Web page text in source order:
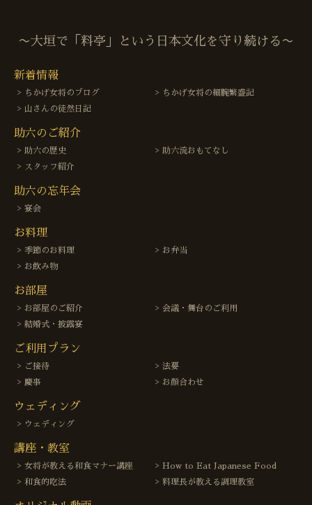
〜大垣で「料亭」という日本文化を守り続ける〜
新着情報
ちかげ女将のブログ
ちかげ女将の細腕繁盛記
山さんの徒然日記
助六のご紹介
助六の歴史
助六流おもてなし
スタッフ紹介
助六の忘年会
宴会
お料理
季節のお料理
お弁当
お飲み物
お部屋
お部屋のご紹介
会議・舞台のご利用
結婚式・披露宴
ご利用プラン
ご接待
法要
慶事
お顔合わせ
ウェディング
ウェディング
講座・教室
女将が教える和食マナー講座
How to Eat Japanese Food
和食的吃法
料理長が教える調理教室